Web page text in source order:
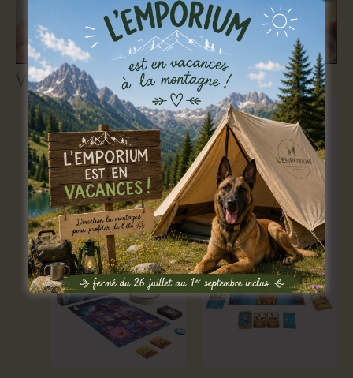
Vous aimerez peut-être aussi…